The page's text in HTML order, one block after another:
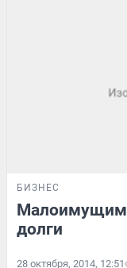
БИЗНЕС
Малоимущим
долги
28 октября, 2014, 12:51